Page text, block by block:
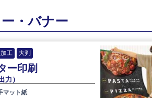
・バナー
工 大判
ー印刷
力）
マット紙